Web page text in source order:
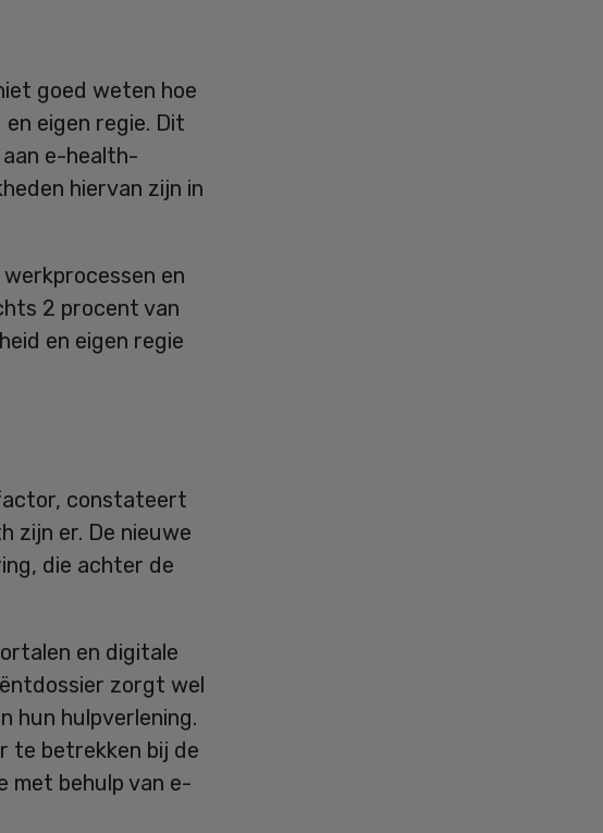
goed weten hoe
eigen regie. Dit
e-health-
hiervan zijn in
en
2 procent van
en eigen regie
constateert
zijn er. De nieuwe
die achter de
en digitale
zorgt wel
hun hulpverlening.
te betrekken bij de
met behulp van e-